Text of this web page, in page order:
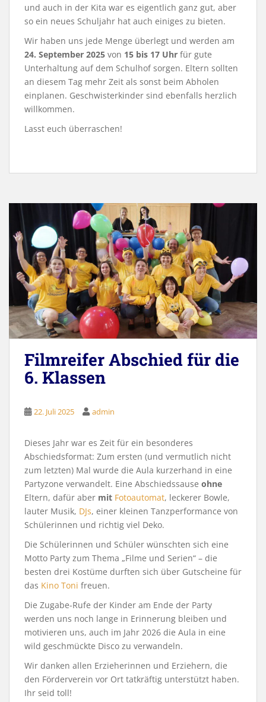
und auch in der Kita war es eigentlich ganz gut, aber
so ein neues Schuljahr hat auch einiges zu bieten.
Wir haben uns jede Menge überlegt und werden am
24. September 2025 von 15 bis 17 Uhr für gute
Unterhaltung auf dem Schulhof sorgen. Eltern sollten
an diesem Tag mehr Zeit als sonst beim Abholen
einplanen. Geschwisterkinder sind ebenfalls herzlich
willkommen.
Lasst euch überraschen!
Filmreifer Abschied für die
6. Klassen
22. Juli 2025 admin
Dieses Jahr war es Zeit für ein besonderes
Abschiedsformat: Zum ersten (und vermutlich nicht
zum letzten) Mal wurde die Aula kurzerhand in eine
Partyzone verwandelt. Eine Abschiedssause ohne
Eltern, dafür aber mit Fotoautomat, leckerer Bowle,
lauter Musik, DJs, einer kleinen Tanzperformance von
Schülerinnen und richtig viel Deko.
Die Schülerinnen und Schüler wünschten sich eine
Motto Party zum Thema „Filme und Serien“ – die
besten drei Kostüme durften sich über Gutscheine für
das Kino Toni freuen.
Die Zugabe-Rufe der Kinder am Ende der Party
werden uns noch lange in Erinnerung bleiben und
motivieren uns, auch im Jahr 2026 die Aula in eine
wild geschmückte Disco zu verwandeln.
Wir danken allen Erzieherinnen und Erziehern, die
den Förderverein vor Ort tatkräftig unterstützt haben.
Ihr seid toll!